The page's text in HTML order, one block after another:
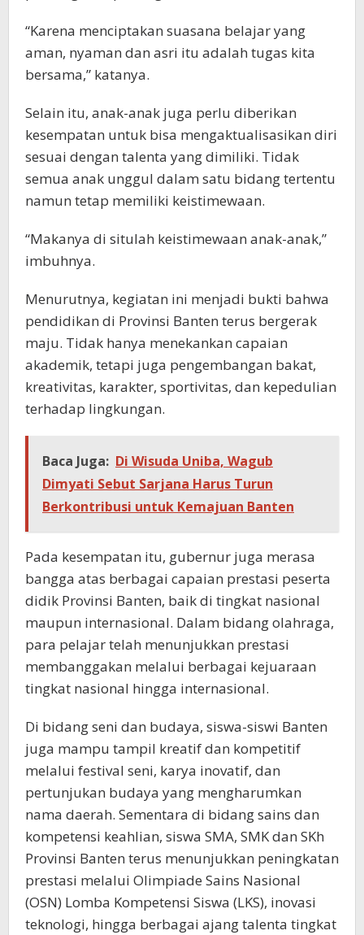
“Karena menciptakan suasana belajar yang
aman, nyaman dan asri itu adalah tugas kita
bersama,” katanya.
Selain itu, anak-anak juga perlu diberikan
kesempatan untuk bisa mengaktualisasikan diri
sesuai dengan talenta yang dimiliki. Tidak
semua anak unggul dalam satu bidang tertentu
namun tetap memiliki keistimewaan.
“Makanya di situlah keistimewaan anak-anak,”
imbuhnya.
Menurutnya, kegiatan ini menjadi bukti bahwa
pendidikan di Provinsi Banten terus bergerak
maju. Tidak hanya menekankan capaian
akademik, tetapi juga pengembangan bakat,
kreativitas, karakter, sportivitas, dan kepedulian
terhadap lingkungan.
Baca Juga: Di Wisuda Uniba, Wagub
Dimyati Sebut Sarjana Harus Turun
Berkontribusi untuk Kemajuan Banten
Pada kesempatan itu, gubernur juga merasa
bangga atas berbagai capaian prestasi peserta
didik Provinsi Banten, baik di tingkat nasional
maupun internasional. Dalam bidang olahraga,
para pelajar telah menunjukkan prestasi
membanggakan melalui berbagai kejuaraan
tingkat nasional hingga internasional.
Di bidang seni dan budaya, siswa-siswi Banten
juga mampu tampil kreatif dan kompetitif
melalui festival seni, karya inovatif, dan
pertunjukan budaya yang mengharumkan
nama daerah. Sementara di bidang sains dan
kompetensi keahlian, siswa SMA, SMK dan SKh
Provinsi Banten terus menunjukkan peningkatan
prestasi melalui Olimpiade Sains Nasional
(OSN) Lomba Kompetensi Siswa (LKS), inovasi
teknologi, hingga berbagai ajang talenta tingkat